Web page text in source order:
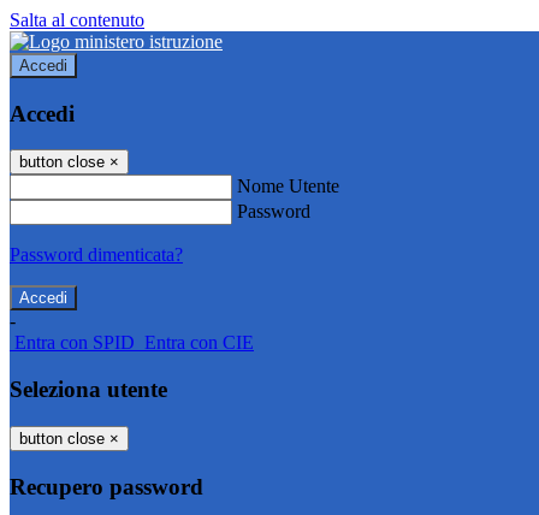
Salta al contenuto
Accedi
Accedi
button close ×
Nome Utente
Password
Password dimenticata?
-
Entra con SPID Entra con CIE
Seleziona utente
button close ×
Recupero password